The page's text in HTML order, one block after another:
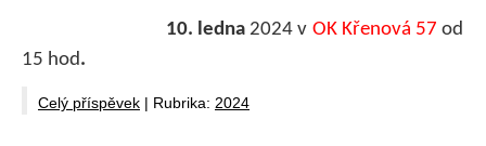
10. ledna2024 v OK Křenová 57od
15 hod.
Celý příspěvek | Rubrika: 2024